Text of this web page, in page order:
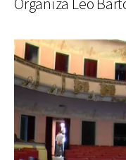
Organiza Leo